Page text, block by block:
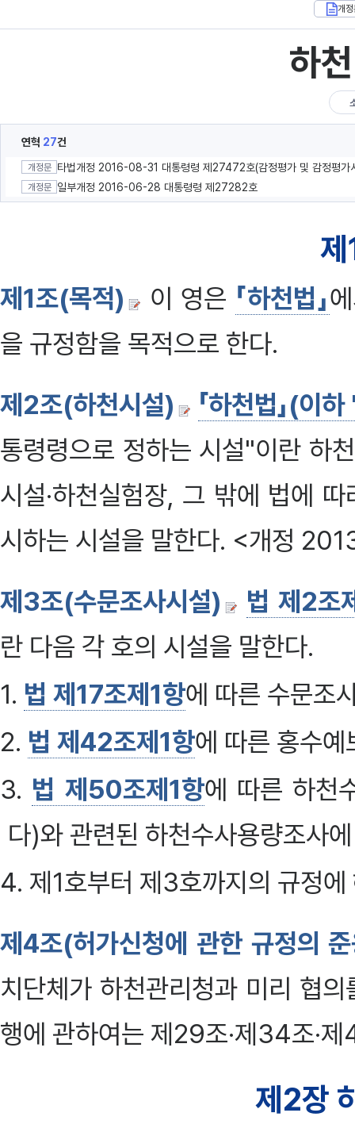
개정
하
연혁 27건
개정문
개정문
일부개정 2016-06-28 대통령령 제27282호
제1조(목적) 이 영은 「하천법」
을 규정함을 목적으로 한다.
제2조(하천시설)
「하천법」(이
통령령으로 정하는 시설"이란 하
시설·하천실험장, 그 밖에 법에
시하는 시설을 말한다. <개정
제3조(수문조사시설)
법 제2조
란 다음 각 호의 시설을 말한다.
1. 법 제17조제1항에 따른 수문조
2. 법 제42조제1항에 따른 홍수
3. 법 제50조제1항에 따른 하천
다)와 관련된 하천수사용량조사
4. 제1호부터 제3호까지의 규정
제4조(허가신청에 관한 규정의
치단체가 하천관리청과 미리 협
행에 관하여는 제29조·제34조·
제2장